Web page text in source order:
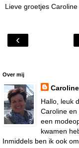
Lieve groetjes Caroline
‹
Over mij
Caroline
Hallo, leuk
Caroline en
een
kwamen
Inmiddels ben ik ook